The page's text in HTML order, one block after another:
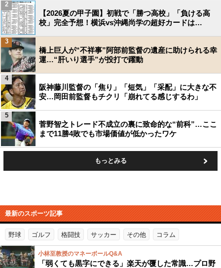
【2026夏の甲子園】初戦で「勝つ高校」「負ける高
校」完全予想！横浜vs沖縄尚学の超好カードは…
2
橋上巨人が“不祥事”阿部前監督の遺産に助けられる幸
運…“肝いり選手”が投打で躍動
3
阪神藤川監督の「焦り」「短気」「采配」に大きな不
安…岡田前監督もチクリ「崩れてる感じするわ」
4
菅野智之トレード不成立の裏に致命的な“前科”…ここ
まで11勝4敗でも市場価値が低かったワケ
5
もっとみる
最新のスポーツ記事
野球 ゴルフ 格闘技 サッカー その他 コラム
小林至教授のマネーボールQ&A
「弱くても黒字にできる」楽天が覆した常識…プロ野